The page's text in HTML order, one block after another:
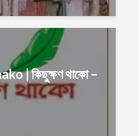
| কিছুক্ষণ থাকো –